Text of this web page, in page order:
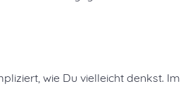
wie Du vielleicht denkst. Im